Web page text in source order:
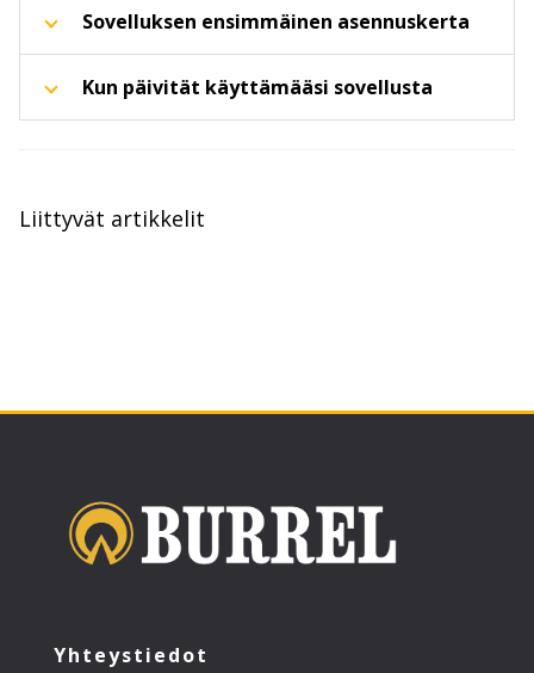
Sovelluksen ensimmäinen asennuskerta
Kun päivität käyttämääsi sovellusta
Liittyvät artikkelit
Yhteystiedot